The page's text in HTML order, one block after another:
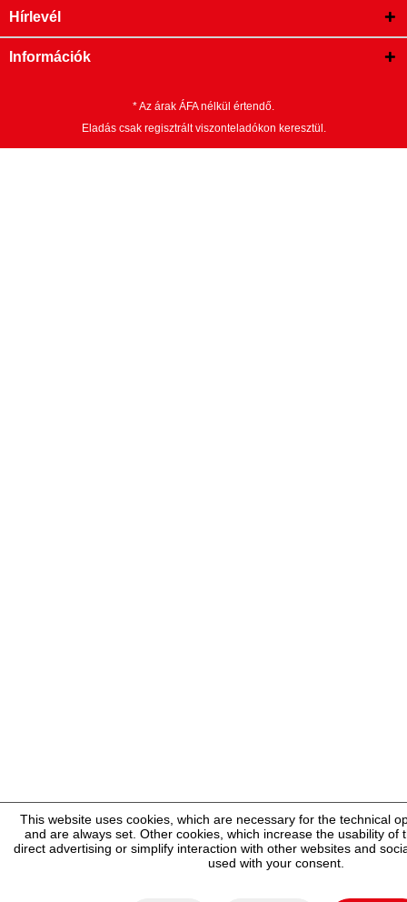
Hírlevél
Információk
* Az árak ÁFA nélkül értendő.
Eladás csak regisztrált viszonteladókon keresztül.
This website uses cookies, which are necessary for the technical
and are always set. Other cookies, which increase the usability of
direct advertising or simplify interaction with other websites and
used with your consent.